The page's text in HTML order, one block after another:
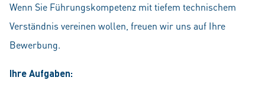
Wenn Sie Führungskompetenz mit tiefem technischem
Verständnis vereinen wollen, freuen wir uns auf Ihre
Bewerbung.
Ihre Aufgaben: